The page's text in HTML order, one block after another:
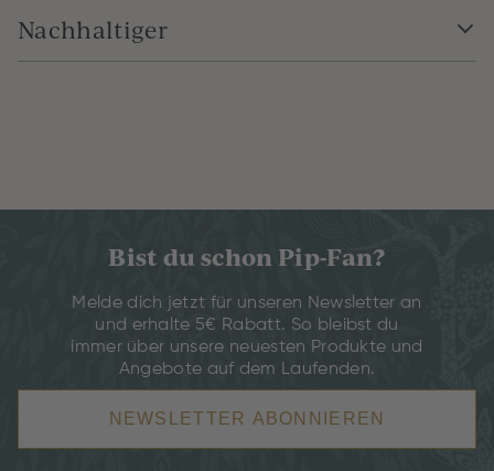
Nachhaltiger
Bist du schon Pip-Fan?
Melde dich jetzt für unseren Newsletter an
und erhalte 5€ Rabatt. So bleibst du
immer über unsere neuesten Produkte und
Angebote auf dem Laufenden.
NEWSLETTER ABONNIEREN